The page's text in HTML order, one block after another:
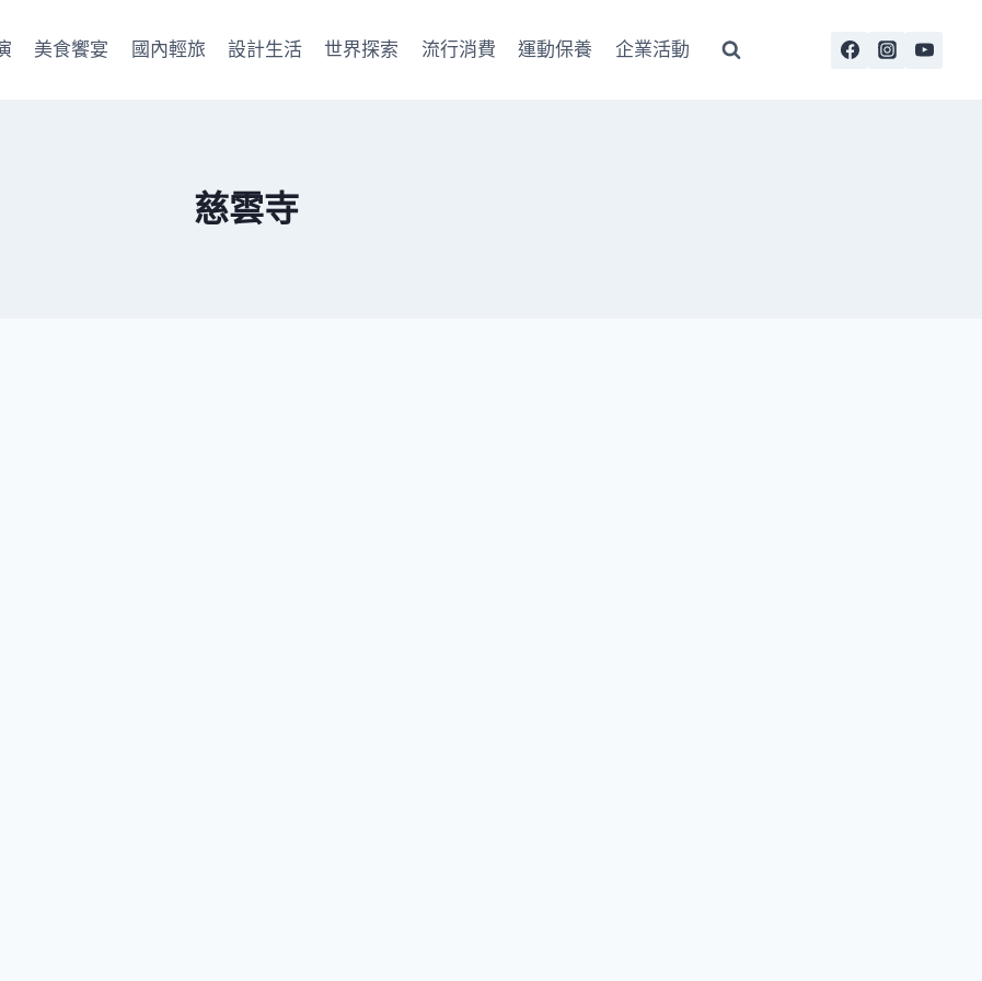
美食饗宴 國內輕旅 設計生活 世界探索 流行消費 運動保養 企業活動
慈雲寺